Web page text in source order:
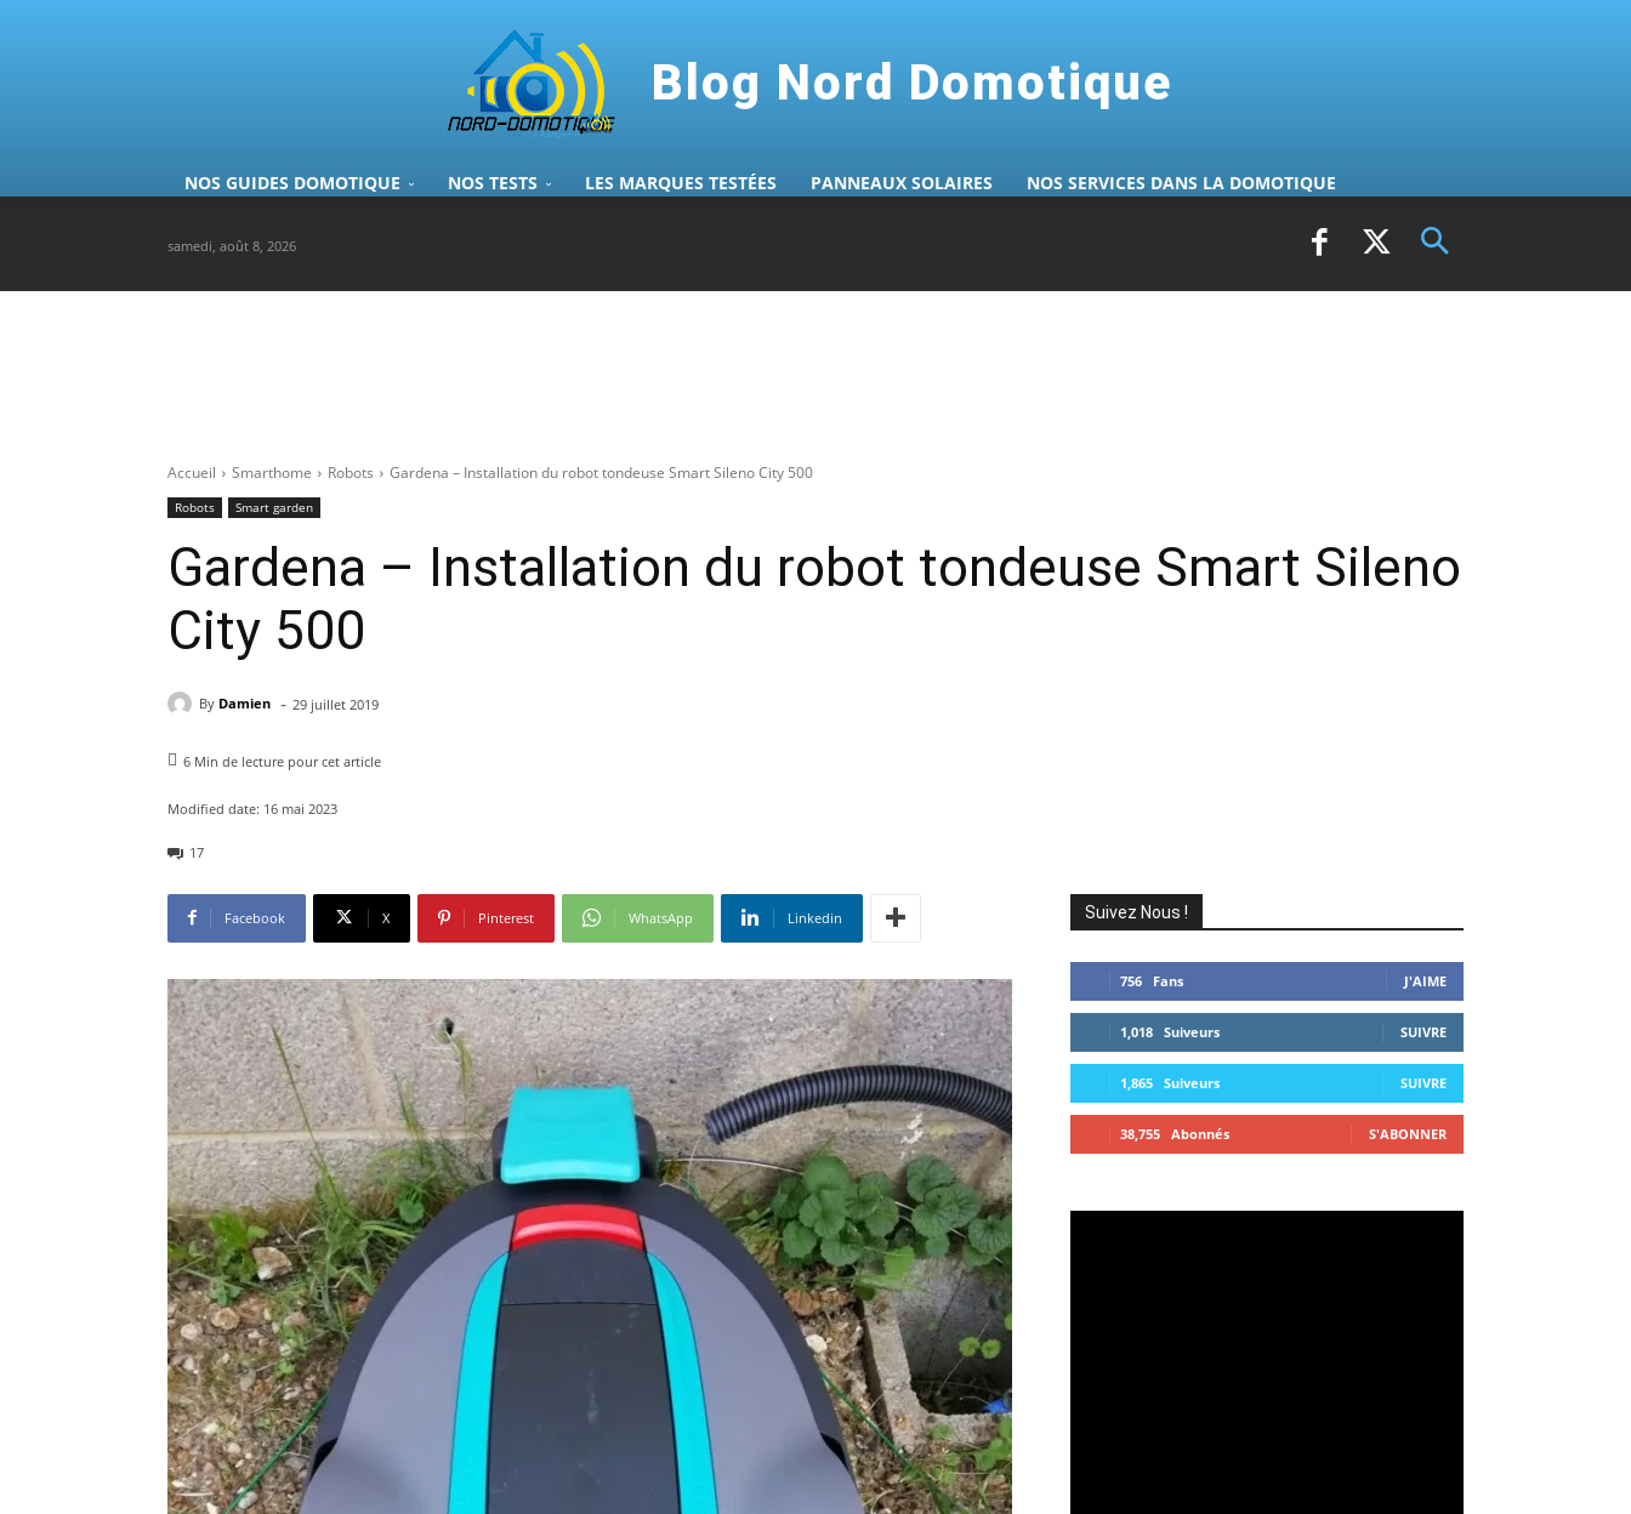
Blog Nord Domotique
NOS GUIDES DOMOTIQUE NOS TESTS LES MARQUES TESTÉES PANNEAUX SOLAIRES NOS SERVICES DANS LA DOMOTIQUE
samedi, août 8, 2026
Accueil Smarthome Robots Gardena – Installation du robot tondeuse Smart Sileno City 500
Robots Smart garden
Gardena – Installation du robot tondeuse Smart Sileno
City 500
By Damien - 29 juillet 2019
6 Min de lecture pour cet article
Modified date: 16 mai 2023
17
Facebook X Pinterest WhatsApp Linkedin Suivez Nous !
756 Fans J'AIME
1,018 Suiveurs SUIVRE
1,865 Suiveurs SUIVRE
38,755 Abonnés S'ABONNER